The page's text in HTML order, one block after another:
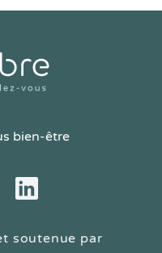
bien-être
LinkedIn
soutenue par